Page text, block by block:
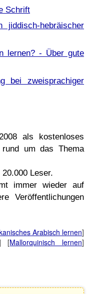
Schrift
jiddisch-hebräischer
lernen? - Über gute
bei zweisprachiger
als kostenloses
um das Thema
Leser.
immer wieder auf
Veröffentlichungen
Arabisch lernen]
[Mallorquinisch lernen]